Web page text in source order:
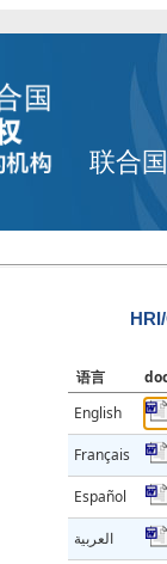
联合
语言
English
Français
Español
العربية